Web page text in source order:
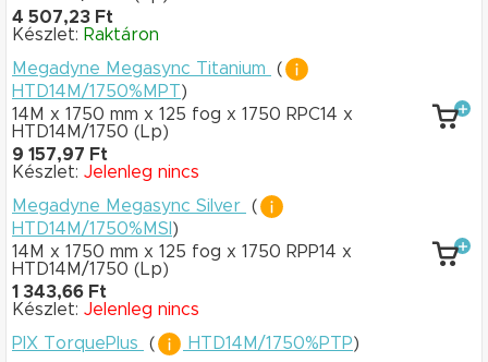
4 507,23 Ft
Készlet: Raktáron
Megadyne Megasync Titanium
(
HTD14M/1750%MPT)
14M x 1750 mm x 125 fog x 1750 RPC14 x
HTD14M/1750 (Lp)
9 157,97 Ft
Készlet: Jelenleg nincs
Megadyne Megasync Silver
(
HTD14M/1750%MSI )
14M x 1750 mm x 125 fog x 1750 RPP14 x
HTD14M/1750 (Lp)
1 343,66 Ft
Készlet: Jelenleg nincs
PIX TorquePlus
( HTD14M/1750%PTP)